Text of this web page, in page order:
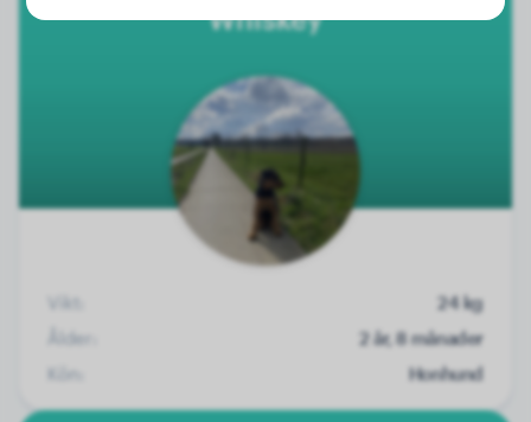
Whiskey
Vikt:
24 kg
Ålder:
2 år, 8 månader
Kön:
Honhund